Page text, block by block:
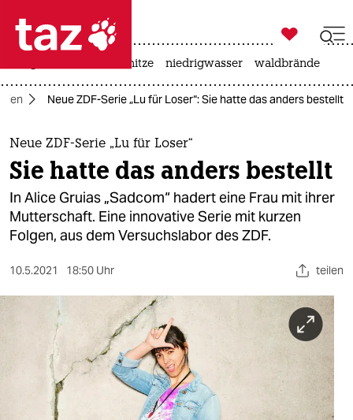
 taz zahl ich
taz zahl ich
themen
politik
öko
gesellschaft
berlin

taz zahl ich
hitze niedrigwasser waldbrände
Neue ZDF-Serie „Lu für Loser“: Sie hatte das anders bestellt
Neue ZDF-Serie „Lu für Loser“
Sie hatte das anders bestellt
In Alice Gruias „Sadcom“ hadert eine Frau mit ihrer
Mutterschaft. Eine innovative Serie mit kurzen
Folgen, aus dem Versuchslabor des ZDF.
10.5.2021 18:50 Uhr teilen